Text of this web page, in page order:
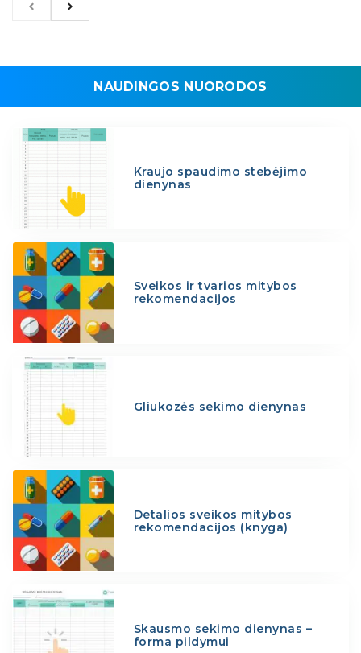
NAUDINGOS NUORODOS
Kraujo spaudimo stebėjimo
dienynas
Sveikos ir tvarios mitybos
rekomendacijos
Gliukozės sekimo dienynas
Detalios sveikos mitybos
rekomendacijos (knyga)
Skausmo sekimo dienynas –
forma pildymui